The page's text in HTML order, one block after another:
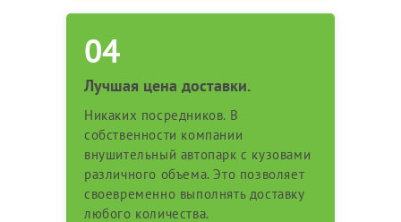
Лучшая цена доставки.
Никаких посредников. В
собственности компании
внушительный автопарк с кузовами
различного объема. Это позволяет
своевременно выполнять доставку
любого количества.